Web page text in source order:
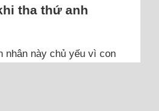
tha thứ anh
nhân này chủ yếu vì con